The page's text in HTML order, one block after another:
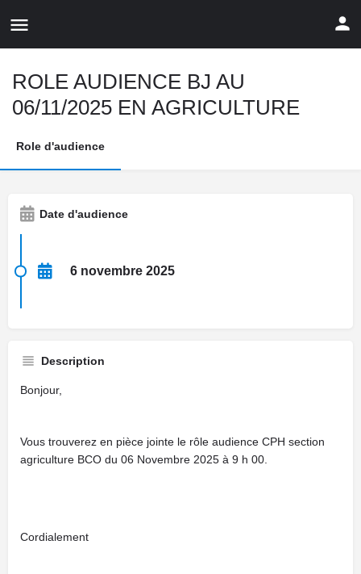
ROLE AUDIENCE BJ AU
06/11/2025 EN AGRICULTURE
Role d'audience
Date d'audience
6 novembre 2025
Description
Bonjour,
Vous trouverez en pièce jointe le rôle audience CPH section
agriculture BCO du 06 Novembre 2025 à 9 h 00.
Cordialement